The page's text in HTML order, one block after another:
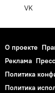
VK
О проекте
Реклама
Политика
Политика